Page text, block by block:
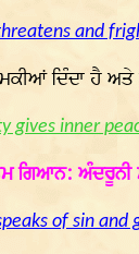
and
ਦਿੰਦਾ ਹੈ ਅਤੇ
gives inner
ਗਿਆਨ: ਅੰਦਰੂਨੀ
of sin and